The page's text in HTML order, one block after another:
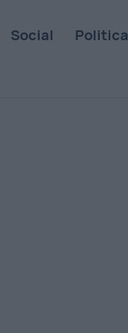
Social Politica